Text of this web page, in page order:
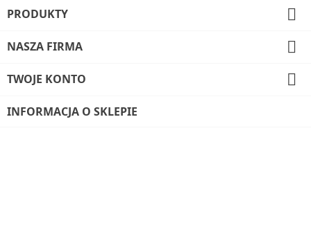
PRODUKTY 
NASZA FIRMA 
TWOJE KONTO 
INFORMACJA O SKLEPIE